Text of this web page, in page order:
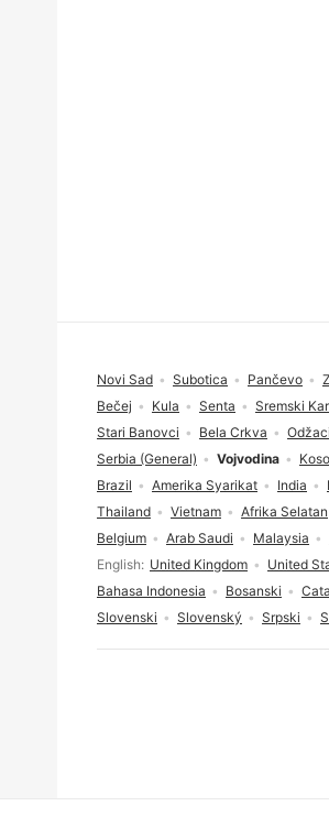
Pilihan bahasa
English United Kingdom United
Bahasa Indonesia
Bosanski
Slovenski
Slovenský Srpski
Brazil Amerika Syarikat India
Thailand
Vietnam Afrika Selatan
Belgium
Arab Saudi Malaysia
Serbia (General) Vojvodina
Novi Sad Subotica Pančevo
Bečej
Kula Senta Sremski
Stari Banovci
Bela Crkva Odžaci